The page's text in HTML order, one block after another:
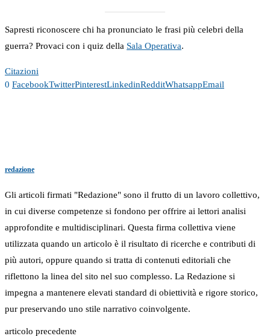
Sapresti riconoscere chi ha pronunciato le frasi più celebri della
guerra? Provaci con i quiz della Sala Operativa.
Citazioni
0 FacebookTwitterPinterestLinkedinRedditWhatsappEmail
redazione
Gli articoli firmati "Redazione" sono il frutto di un lavoro collettivo,
in cui diverse competenze si fondono per offrire ai lettori analisi
approfondite e multidisciplinari. Questa firma collettiva viene
utilizzata quando un articolo è il risultato di ricerche e contributi di
più autori, oppure quando si tratta di contenuti editoriali che
riflettono la linea del sito nel suo complesso. La Redazione si
impegna a mantenere elevati standard di obiettività e rigore storico,
pur preservando uno stile narrativo coinvolgente.
articolo precedente